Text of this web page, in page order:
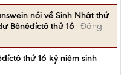
nói về Sinh Nhật thứ
Bênêđíctô thứ 16
Đặng
thứ 16 kỷ niệm sinh